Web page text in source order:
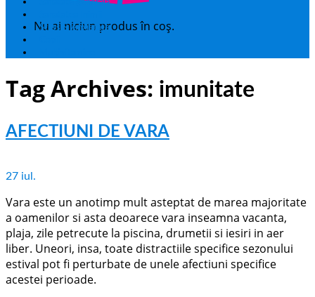
Nu ai niciun produs în coș.
Sanatate generala
Stres & Anxietate
Tag Archives: imunitate
AFECTIUNI DE VARA
27 iul.
Vara este un anotimp mult asteptat de marea majoritate
a oamenilor si asta deoarece vara inseamna vacanta,
plaja, zile petrecute la piscina, drumetii si iesiri in aer
liber. Uneori, insa, toate distractiile specifice sezonului
estival pot fi perturbate de unele afectiuni specifice
acestei perioade.